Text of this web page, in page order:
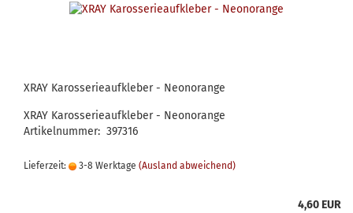
XRAY Karosserieaufkleber - Neonorange
XRAY Karosserieaufkleber - Neonorange
Artikelnummer: 397316
Lieferzeit: 3-8 Werktage (Ausland abweichend)
4,60 EUR